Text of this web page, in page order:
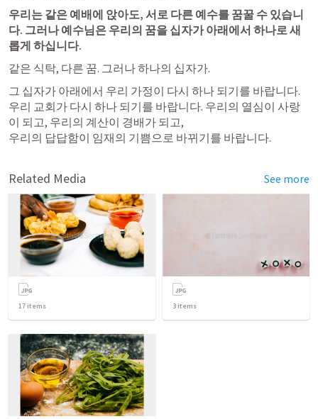
우리는 같은 예배에 앉아도, 서로 다른 예수를 꿈꿀 수 있습니
다. 그러나 예수님은 우리의 꿈을 십자가 아래에서 하나로 새
롭게 하십니다.
같은 식탁, 다른 꿈. 그러나 하나의 십자가.
그 십자가 아래에서 우리 가정이 다시 하나 되기를 바랍니다.
우리 교회가 다시 하나 되기를 바랍니다. 우리의 열심이 사랑
이 되고, 우리의 계산이 경배가 되고,
우리의 답답함이 임재의 기쁨으로 바뀌기를 바랍니다.
Related Media See more
17 items 3 items